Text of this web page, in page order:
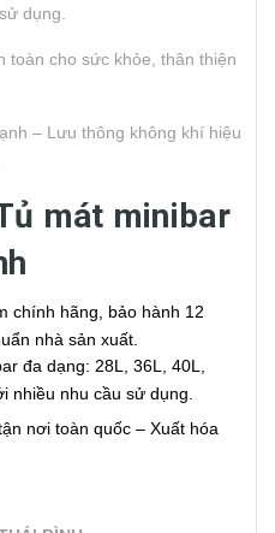
dụng.
toàn cho sức khỏe, thân thiện
– Lưu thông không khí hiệu
mát minibar
chính hãng, bảo hành 12
nhà sản xuất.
đa dạng: 28L, 36L, 40L,
nhiều nhu cầu sử dụng.
nơi toàn quốc – Xuất hóa